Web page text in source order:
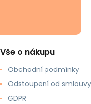
Vše o nákupu
Obchodní podmínky
Odstoupení od smlouvy
GDPR